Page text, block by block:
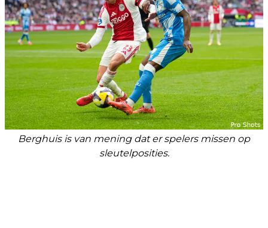
Berghuis is van mening dat er spelers missen op
sleutelposities.